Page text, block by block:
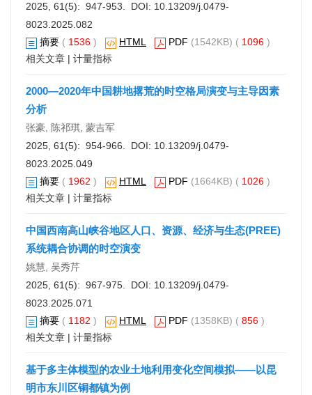
2025, 61(5): 947-953. DOI: 10.13209/j.0479-
8023.2025.082
摘要 ( 1536 ) HTML PDF (1542KB) ( 1096 )
相关文章 | 计量指标
2000—2020年中国耕地撂荒的时空格局演变与主导因素
分析
张豪, 陈祁琪, 蒙吉军
2025, 61(5): 954-966. DOI: 10.13209/j.0479-
8023.2025.049
摘要 ( 1962 ) HTML PDF (1664KB) ( 1026 )
相关文章 | 计量指标
中国西南高山峡谷地区人口、资源、经济与生态(PREE)
系统耦合协调的时空演变
姚慧, 吴秀芹
2025, 61(5): 967-975. DOI: 10.13209/j.0479-
8023.2025.071
摘要 ( 1182 ) HTML PDF (1358KB) ( 856 )
相关文章 | 计量指标
基于多主体模型的农业土地利用变化空间模拟——以昆
明市东川区铜都镇为例